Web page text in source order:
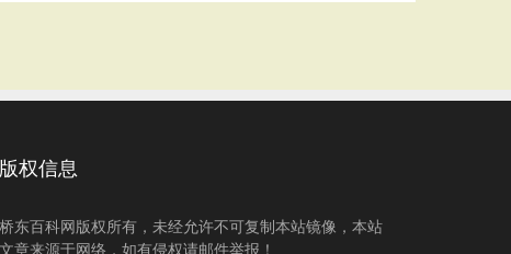
版权信息
桥东百科网版权所有，未经允许不可复制本站镜像，本站
文章来源于网络，如有侵权请邮件举报！